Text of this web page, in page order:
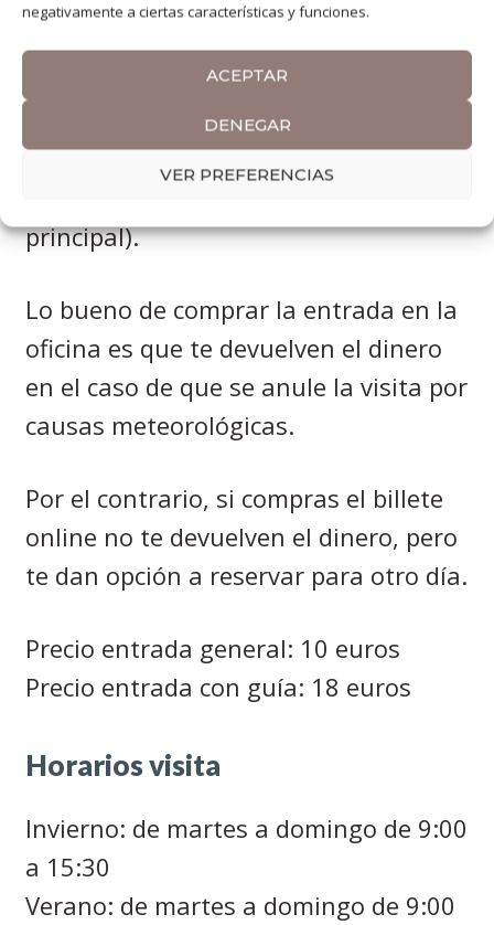
negativamente a ciertas características y funciones.
ACEPTAR
DENEGAR
VER PREFERENCIAS
visita Caminito del Rey
Las entradas de la visita se pueden
adquirir online en suweb oficialo en
principal).
Lo bueno de comprar la entrada en la
oficina es que te devuelven el dinero
en el caso de que se anule la visita por
causas meteorológicas.
Por el contrario, si compras el billete
online no te devuelven el dinero, pero
te dan opción a reservar para otro día.
Precio entrada general: 10 euros
Precio entrada con guía: 18 euros
Horarios visita
Invierno: de martes a domingo de 9:00
a 15:30
Verano: de martes a domingo de 9:00